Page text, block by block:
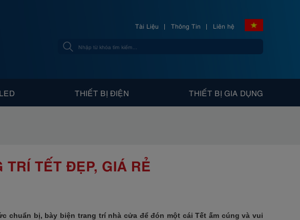
Tài Liệu Thông Tin Liên hệ
THIẾT BỊ ĐIỆN THIẾT BỊ GIA DỤNG
TRÍ TẾT ĐẸP, GIÁ RẺ
chuẩn bị, bày biện trang trí nhà cửa để đón một cái Tết ấm cúng và vui